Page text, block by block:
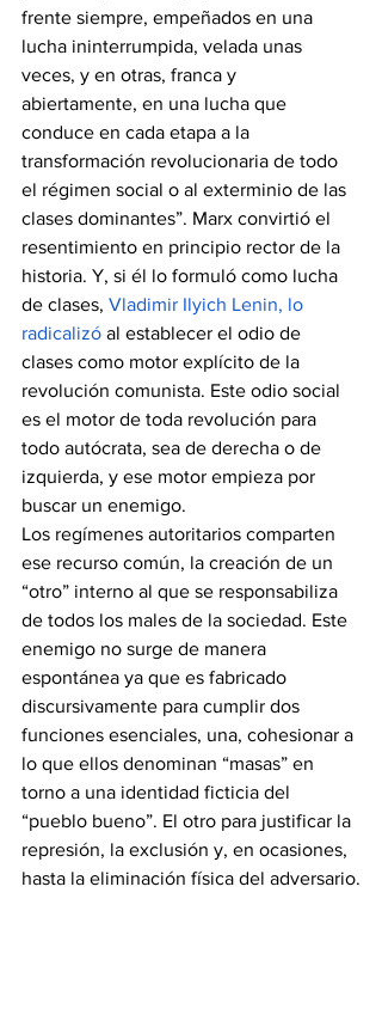
frente siempre, empeñados en una
lucha ininterrumpida, velada unas
veces, y en otras, franca y
abiertamente, en una lucha que
conduce en cada etapa a la
transformación revolucionaria de todo
el régimen social o al exterminio de las
clases dominantes”. Marx convirtió el
resentimiento en principio rector de la
historia. Y, si él lo formuló como lucha
de clases, Vladimir Ilyich Lenin, lo
radicalizó al establecer el odio de
clases como motor explícito de la
revolución comunista. Este odio social
es el motor de toda revolución para
todo autócrata, sea de derecha o de
izquierda, y ese motor empieza por
buscar un enemigo.
Los regímenes autoritarios comparten
ese recurso común, la creación de un
“otro” interno al que se responsabiliza
de todos los males de la sociedad. Este
enemigo no surge de manera
espontánea ya que es fabricado
discursivamente para cumplir dos
funciones esenciales, una, cohesionar a
lo que ellos denominan “masas” en
torno a una identidad ficticia del
“pueblo bueno”. El otro para justificar la
represión, la exclusión y, en ocasiones,
hasta la eliminación física del adversario.